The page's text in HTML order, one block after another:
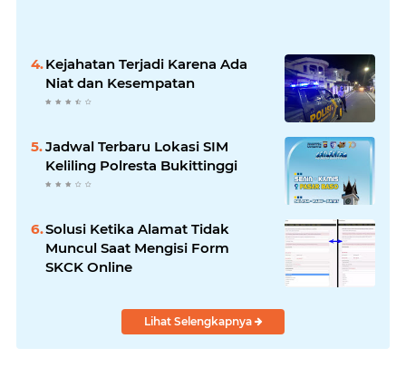
Kejahatan Terjadi Karena Ada
Niat dan Kesempatan
Jadwal Terbaru Lokasi SIM
Keliling Polresta Bukittinggi
Solusi Ketika Alamat Tidak
Muncul Saat Mengisi Form
SKCK Online
Lihat Selengkapnya